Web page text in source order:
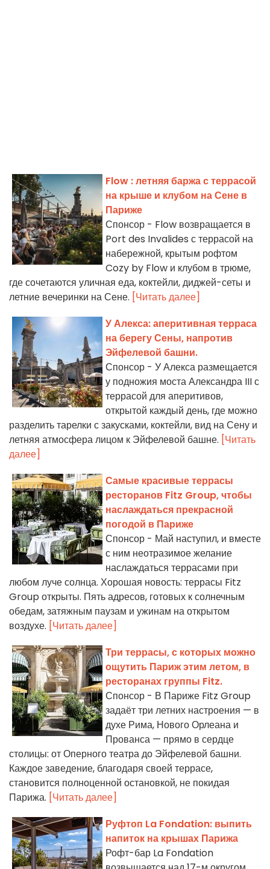
Flow : летняя баржа с террасой
на крыше и клубом на Сене в
Париже
Спонсор - Flow возвращается в
Port des Invalides с террасой на
набережной, крытым рофтом
Cozy by Flow и клубом в трюме,
где сочетаются уличная еда, коктейли, диджей-сеты и
летние вечеринки на Сене. [Читать далее]
У Алекса: аперитивная терраса
на берегу Сены, напротив
Эйфелевой башни.
Спонсор - У Алекса размещается
у подножия моста Александра III с
террасой для аперитивов,
открытой каждый день, где можно
разделить тарелки с закусками, коктейли, вид на Сену и
летняя атмосфера лицом к Эйфелевой башне. [Читать
далее]
Самые красивые террасы
ресторанов Fitz Group, чтобы
наслаждаться прекрасной
погодой в Париже
Спонсор - Май наступил, и вместе
с ним неотразимое желание
наслаждаться террасами при
любом луче солнца. Хорошая новость: террасы Fitz
Group открыты. Пять адресов, готовых к солнечным
обедам, затяжным паузам и ужинам на открытом
воздухе. [Читать далее]
Три террасы, с которых можно
ощутить Париж этим летом, в
ресторанах группы Fitz.
Спонсор - В Париже Fitz Group
задаёт три летних настроения — в
духе Рима, Нового Орлеана и
Прованса — прямо в сердце
столицы: от Оперного театра до Эйфелевой башни.
Каждое заведение, благодаря своей террасе,
становится полноценной остановкой, не покидая
Парижа. [Читать далее]
Руфтоп La Fondation: выпить
напиток на крышах Парижа
Рофт-бар La Fondation